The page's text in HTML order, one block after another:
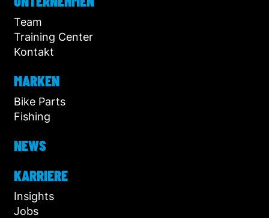
Team
Training Center
Kontakt
MARKEN
Bike Parts
Fishing
NEWS
KARRIERE
Insights
Jobs